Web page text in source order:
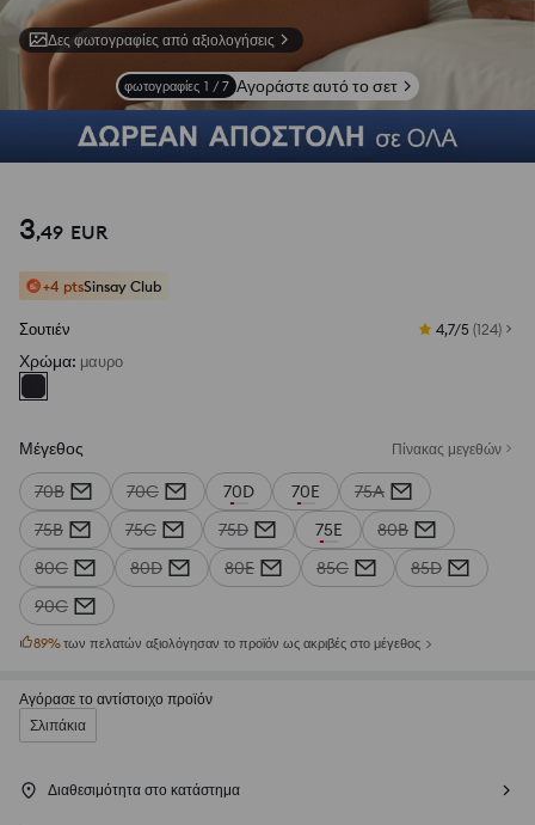
Δες φωτογραφίες από αξιολογήσεις
φωτογραφίες 1 / 7 Αγοράστε αυτό το σετ
3,49 EUR
+4 ptsSinsay Club
Σουτιέν 4,7/5 (124)
Χρώμα: μαυρο
Μέγεθος Πίνακας μεγεθών
70B 70C 70D 70E
75A
75B
75C 75D 75E
80B
80C
80D 80E 85C
85D
90C
89%των πελατών αξιολόγησαν το προϊόν ως ακριβές στο μέγεθος
Αγόρασε το αντίστοιχο προϊόν
Σλιπάκια
Διαθεσιμότητα στο κατάστημα